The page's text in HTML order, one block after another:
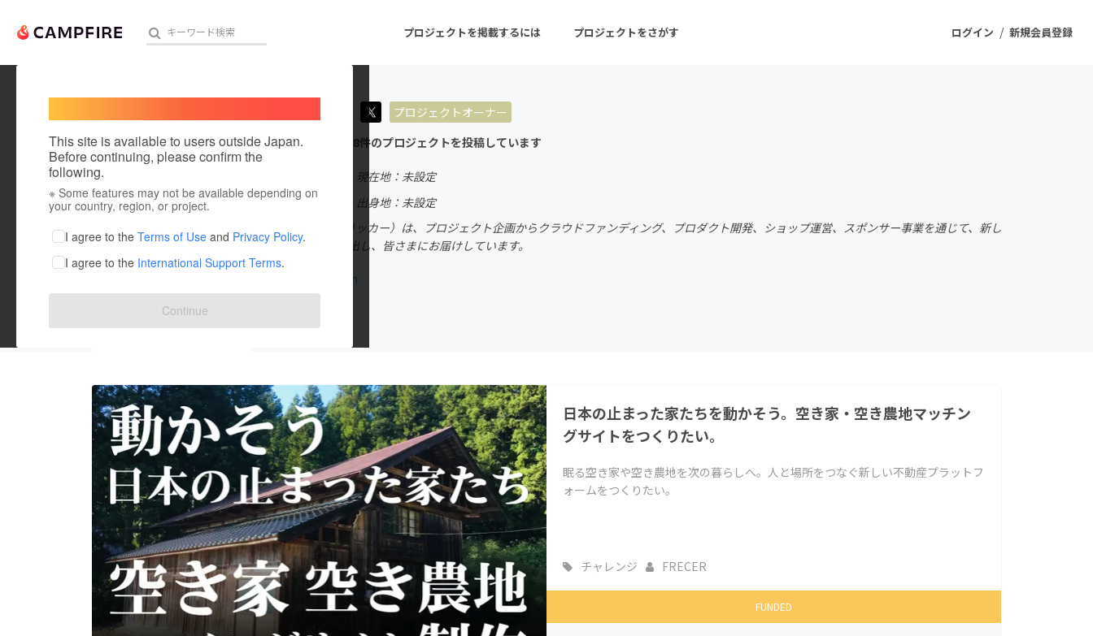
ログイン / 新規会員登録
プロジェクトを掲載するには プロジェクトをさがす
人気のプロジェクト 注目のリターン 注目の新着プロジェクト
アート・写真 音楽
テクノロジー・ガジェット
ゲーム・サービス開発 フード・飲食店
ファッション
映像・映画
ビジネス・起業
まちづくり・地域活性化
CAMPFIRE for Social Good
CAMPFIREふるさと納税
machi-ya コミュニティ
This site is available to users outside Japan.
Before continuing, please confirm the
following.
※ Some features may not be available depending on
your country, region, or project.
I agree to the Terms of Use and Privacy Policy.
I agree to the International Support Terms.
Continue
プロジェクトオーナー
これまでに8件のプロジェクトを投稿しています
現在地：未設定
出身国：日本
出身地：未設定
FRECER（フリッカー）は、プロジェクト企画からクラウドファンディング、プロダクト開発、ショップ運営、スポンサー事業を通じて、新し
い価値を生み出し、皆さまにお届けしています。
frecer.com
日本の止まった家たちを動かそう。空き家・空き農地マッチン
グサイトをつくりたい。
眠る空き家や空き農地を次の暮らしへ。人と場所をつなぐ新しい不動産プラットフ
ォームをつくりたい。
チャレンジ FRECER
FUNDED